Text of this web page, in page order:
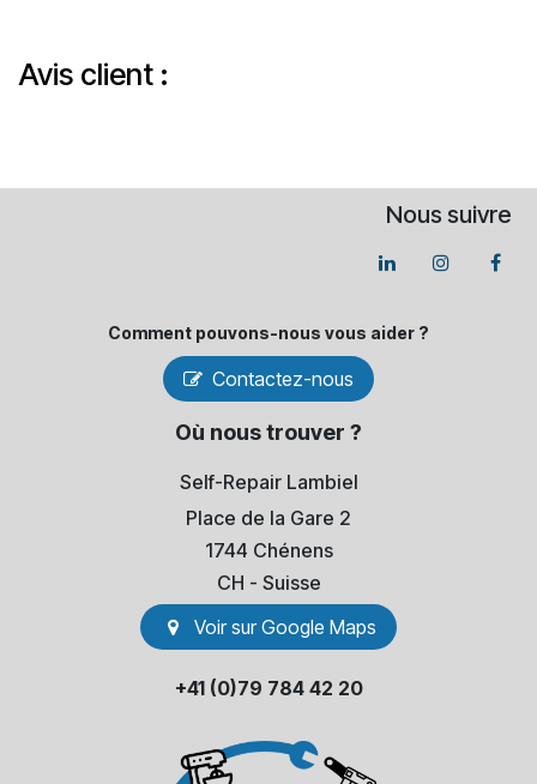
Avis client :
Nous suivre
Comment pouvons-​nous vous aider ?
Contactez-nous
Où nous trouver ?
Self-Repair Lambiel
Place de la Gare 2
1744 Chénens
​CH - Suisse
Voir sur Go​​ogle Maps
+41 (0)79 784 42 20